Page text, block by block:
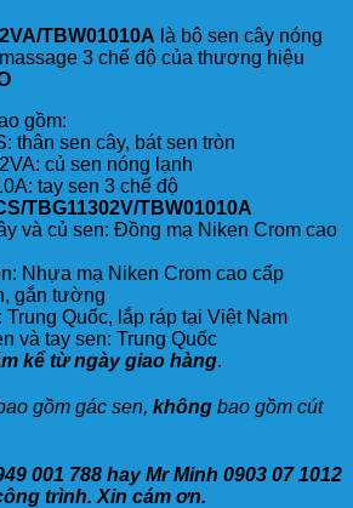
TBW01010A là bộ sen cây nóng
3 chế độ của thương hiệu
gồm:
thân sen cây, bát sen tròn
củ sen nóng lạnh
tay sen 3 chế độ
TBG11302V/TBW01010A
và củ sen: Đồng mạ Niken Crom cao
Nhựa mạ Niken Crom cao cấp
gắn tường
Trung Quốc, lắp ráp tại Việt Nam
và tay sen: Trung Quốc
kể từ ngày giao hàng.
gồm gác sen, không bao gồm cút
001 788 hay Mr Minh 0903 07 1012
trình. Xin cám ơn.